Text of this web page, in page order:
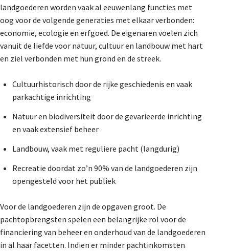
landgoederen worden vaak al eeuwenlang functies met
oog voor de volgende generaties met elkaar verbonden:
economie, ecologie en erfgoed. De eigenaren voelen zich
vanuit de liefde voor natuur, cultuur en landbouw met hart
en ziel verbonden met hun grond en de streek.
Cultuurhistorisch door de rijke geschiedenis en vaak
parkachtige inrichting
Natuur en biodiversiteit door de gevarieerde inrichting
en vaak extensief beheer
Landbouw, vaak met reguliere pacht (langdurig)
Recreatie doordat zo’n 90% van de landgoederen zijn
opengesteld voor het publiek
Voor de landgoederen zijn de opgaven groot. De
pachtopbrengsten spelen een belangrijke rol voor de
financiering van beheer en onderhoud van de landgoederen
in al haar facetten. Indien er minder pachtinkomsten